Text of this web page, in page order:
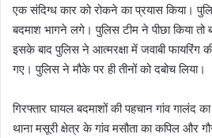
एक संदिग्ध कार को रोकने का प्रयास किया।
बदमाश भागने लगे। पुलिस टीम ने पीछा किया
इसके बाद पुलिस ने आत्मरक्षा में जवाबी फायरिंग
गए। पुलिस ने मौके पर ही तीनों को दबोच लिया।
गिरफ्तार घायल बदमाशों की पहचान गांव गालंद
थाना मसूरी क्षेत्र के गांव मसौता का कपिल